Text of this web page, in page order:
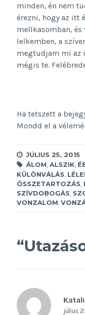
minden, én nem
érezni, hogy az itt
mellkasomban, és
lelkemben, a
megtudjam mi az
mégis te.
Ha tetszett a
Mondd el a
JÚLIUS 25, 2015
ÁLOM ALSZIK
KÜLÖNVÁLÁS
ÖSSZETARTOZÁS
SZÍVDOBOGÁS
VONZALOM
“
július